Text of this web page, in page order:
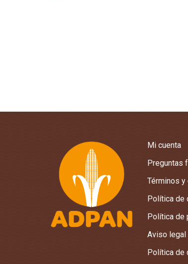
Mi cuenta
Preguntas
Términos
Política de
Política de
Aviso legal
Política de